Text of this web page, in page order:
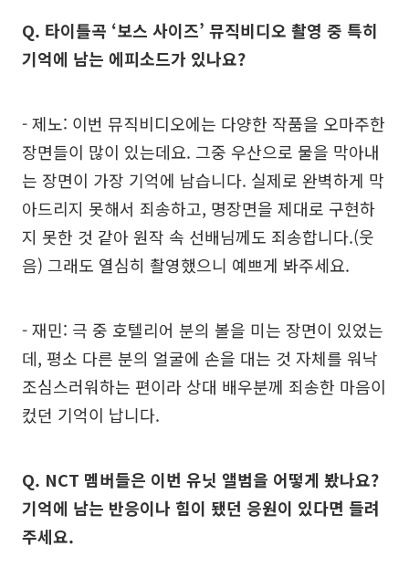
Q. 타이틀곡 ‘보스 사이즈’ 뮤직비디오 촬영 중 특히
기억에 남는 에피소드가 있나요?
- 제노: 이번 뮤직비디오에는 다양한 작품을 오마주한
장면들이 많이 있는데요. 그중 우산으로 물을 막아내
는 장면이 가장 기억에 남습니다. 실제로 완벽하게 막
아드리지 못해서 죄송하고, 명장면을 제대로 구현하
지 못한 것 같아 원작 속 선배님께도 죄송합니다.(웃
음) 그래도 열심히 촬영했으니 예쁘게 봐주세요.
- 재민: 극 중 호텔리어 분의 볼을 미는 장면이 있었는
데, 평소 다른 분의 얼굴에 손을 대는 것 자체를 워낙
조심스러워하는 편이라 상대 배우분께 죄송한 마음이
컸던 기억이 납니다.
Q. NCT 멤버들은 이번 유닛 앨범을 어떻게 봤나요?
기억에 남는 반응이나 힘이 됐던 응원이 있다면 들려
주세요.